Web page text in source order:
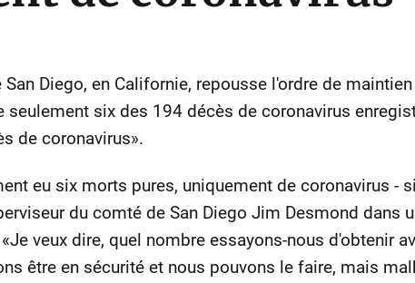
Diego, en Californie, repousse l'ordre de
seulement six des 194 décès de coronavirus
de coronavirus».
eu six morts pures, uniquement de coronavirus -
du comté de San Diego Jim Desmond dans
veux dire, quel nombre essayons-nous d'obtenir
être en sécurité et nous pouvons le faire, mais